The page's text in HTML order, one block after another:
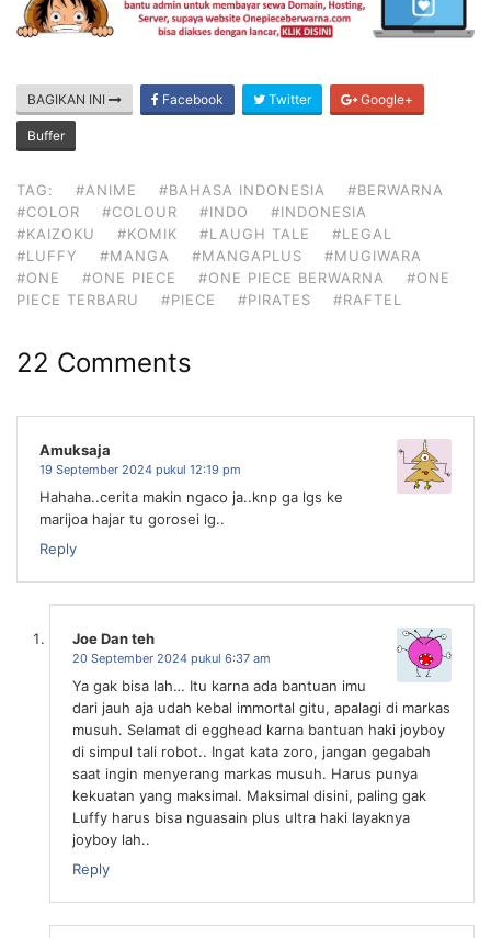
BAGIKAN INI Facebook Twitter Google+
Buffer
TAG: #ANIME #BAHASA INDONESIA
#BERWARNA
#COLOR
#COLOUR #INDO
#INDONESIA
#KAIZOKU
#KOMIK #LAUGH TALE
#LEGAL
#LUFFY
#MANGA #MANGAPLUS
#MUGIWARA
#ONE
#ONE PIECE #ONE PIECE BERWARNA
#ONE
PIECE TERBARU
#PIECE #PIRATES #RAFTEL
22 Comments
Amuksaja
19 September 2024 pukul 12:19 pm
Hahaha..cerita makin ngaco ja..knp ga lgs ke
marijoa hajar tu gorosei lg..
Reply
Joe Dan teh
20 September 2024 pukul 6:37 am
Ya gak bisa lah… Itu karna ada bantuan imu
dari jauh aja udah kebal immortal gitu, apalagi di markas
musuh. Selamat di egghead karna bantuan haki joyboy
di simpul tali robot.. Ingat kata zoro, jangan gegabah
saat ingin menyerang markas musuh. Harus punya
kekuatan yang maksimal. Maksimal disini, paling gak
Luffy harus bisa nguasain plus ultra haki layaknya
joyboy lah..
Reply